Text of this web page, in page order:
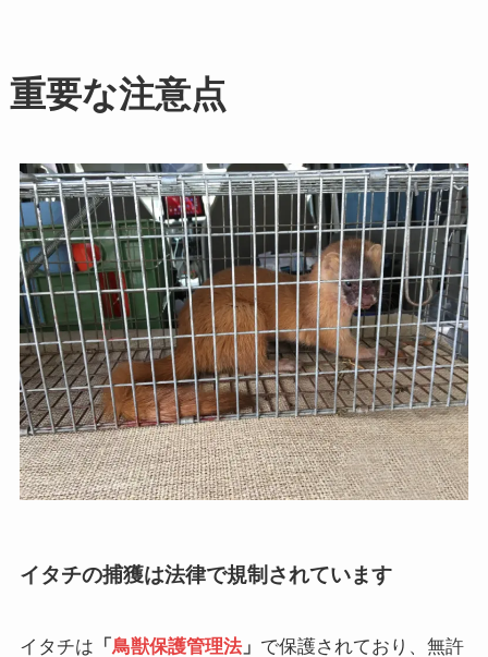
重要な注意点
イタチの捕獲は法律で規制されています
イタチは 「 鳥獣保護管理法」 で保護されており、無許